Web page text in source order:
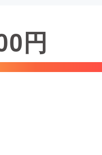
ファッション
円